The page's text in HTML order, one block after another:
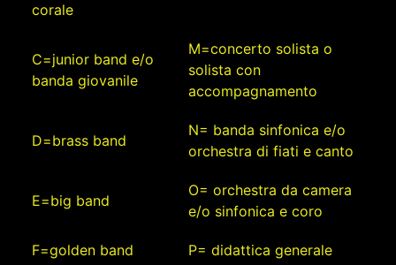
corale
C=junior band e/o
banda giovanile
M=concerto solista o
solista con
accompagnamento
D=brass band
N= banda sinfonica e/o
orchestra di fiati e canto
E=big band
O= orchestra da camera
e/o sinfonica e coro
F=golden band P= didattica generale